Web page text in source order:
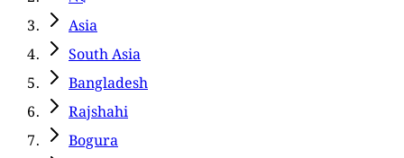
Asia
South Asia
Bangladesh
Rajshahi
Bogura